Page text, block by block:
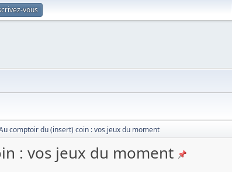
vous
comptoir du (insert) coin : vos jeux du moment
: vos jeux du moment